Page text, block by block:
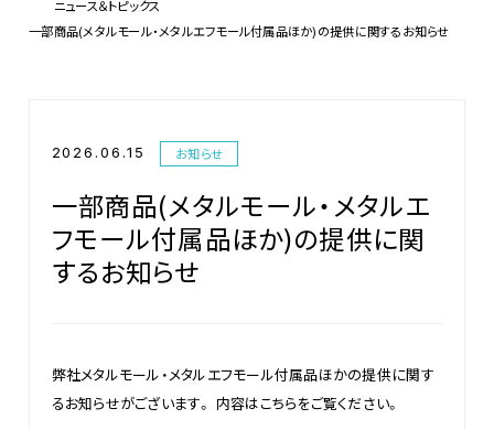
ニュース＆トピックス
一部商品(メタルモール・メタルエフモール付属品ほか)の提供に関するお知らせ
2026.06.15 お知らせ
一部商品(メタルモール・メタルエ
フモール付属品ほか)の提供に関
するお知らせ
弊社メタルモール・メタルエフモール付属品ほかの提供に関す
るお知らせがございます。 内容はこちらをご覧ください。